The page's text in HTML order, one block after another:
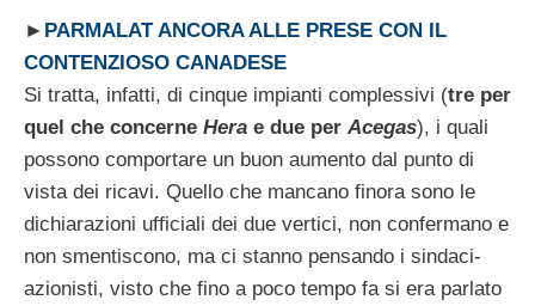
► PARMALAT ANCORA ALLE PRESE CON IL
CONTENZIOSO CANADESE
Si tratta, infatti, di cinque impianti complessivi (tre per
quel che concerne Hera e due per Acegas), i quali
possono comportare un buon aumento dal punto di
vista dei ricavi. Quello che mancano finora sono le
dichiarazioni ufficiali dei due vertici, non confermano e
non smentiscono, ma ci stanno pensando i sindaci-
azionisti, visto che fino a poco tempo fa si era parlato